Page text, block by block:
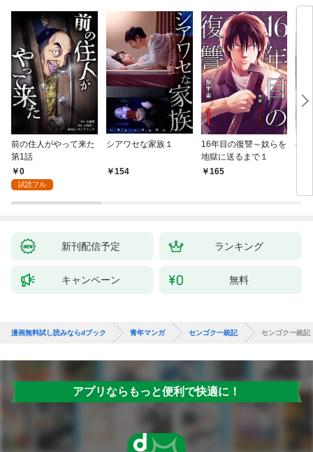
前の住人がやって来た
第1話
0
試読フル
シアワセな家族１
154
16年目の復讐～奴らを
地獄に送るまで１
165
ベ
新刊配信予定 ランキング
キャンペーン 無料
漫画無料試し読みならdブック 青年マンガ センゴク一統記 センゴク一統記
アプリならもっと便利で快適に！